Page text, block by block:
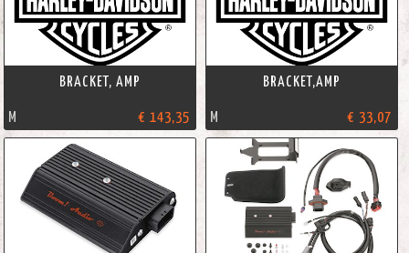
BRACKET, AMP
M € 143,35
BRACKET,AMP
M € 33,07